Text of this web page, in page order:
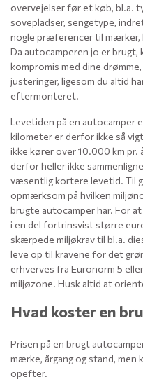
overvejelser før et køb, bl.a.
sovepladser, sengetype,
nogle præferencer til mærker,
Da autocamperen jo er brugt,
kompromis med dine
justeringer, ligesom du altid
eftermonteret.
Levetiden på en autocamper
kilometer er derfor ikke så
ikke kører over 10.000 km pr.
derfor heller ikke
væsentlig kortere levetid. Til
opmærksom på hvilken
brugte autocamper har. For
i en del fortrinsvist større
skærpede miljøkrav til bl.a.
leve op til kravene for det
erhverves fra Euronorm 5
miljøzone. Husk altid at
Hvad koster en
Prisen på en brugt
mærke, årgang og stand,
opefter.